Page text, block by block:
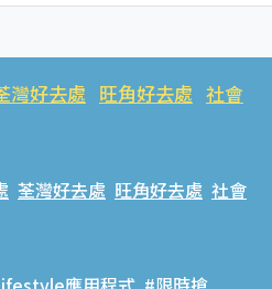
灣好去處 旺角好去處 社會
荃灣好去處 旺角好去處 社會